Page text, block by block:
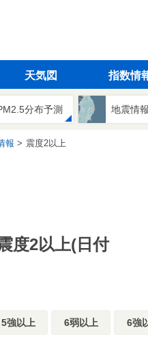
天気図 指数情
分布予測 地震情報
報 震度2以上
度2以上(日付
5強以上 6弱以上 6強